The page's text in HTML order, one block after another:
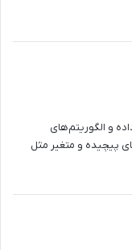
و الگوریتم‌های
پیچیده و متغیر مثل